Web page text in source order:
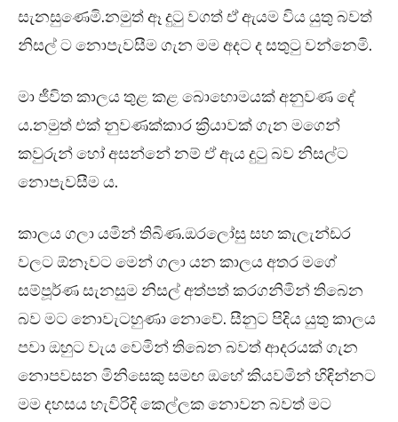
සැනසුණෙමි.නමුත් ඈ දුටු වගත් ඒ ඇයම විය යුතු බවත්
නිසල් ට නොපැවසීම ගැන මම අදට ද සතුටු වන්නෙමි.
මා ජීවිත කාලය තුළ කළ බොහොමයක් අනුවණ දේ
ය.නමුත් එක් නුවණක්කාර ක්‍රියාවක් ගැන මගෙන්
කවුරුන් හෝ අසන්නේ නම් ඒ ඇය දුටු බව නිසල්ට
නොපැවසීම ය.
කාලය ගලා යමින් තිබිණ.ඔරලෝසු සහ කැලැන්ඩර
වලට ඕනෑවට මෙන් ගලා යන කාලය අතර මගේ
සම්පූර්ණ සැනසුම නිසල් අත්පත් කරගනිමින් තිබෙන
බව මට නොවැටහුණා නොවේ. සීනුට පිදිය යුතු කාලය
පවා ඔහුට වැය වෙමින් තිබෙන බවත් ආදරයක් ගැන
නොපවසන මිනිසෙකු සමඟ ඔහේ කියවමින් හිඳින්නට
මම දහසය හැවිරිදි කෙල්ලක නොවන බවත් මට